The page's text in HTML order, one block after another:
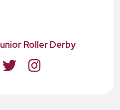
Roller Derby